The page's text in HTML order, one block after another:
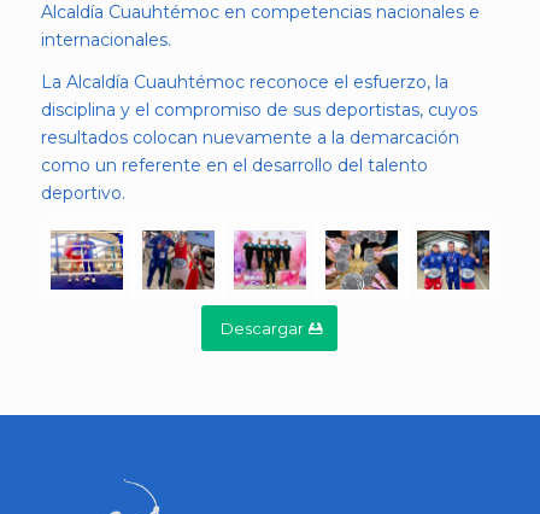
Alcaldía Cuauhtémoc en competencias nacionales e
internacionales.
La Alcaldía Cuauhtémoc reconoce el esfuerzo, la
disciplina y el compromiso de sus deportistas, cuyos
resultados colocan nuevamente a la demarcación
como un referente en el desarrollo del talento
deportivo.
Descargar